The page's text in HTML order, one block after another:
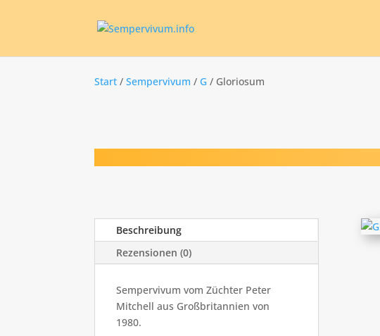
Start /Sempervivum / G / Gloriosum
Beschreibung
Rezensionen (0)
Sempervivum vom Züchter Peter
Mitchell aus Großbritannien von
1980.